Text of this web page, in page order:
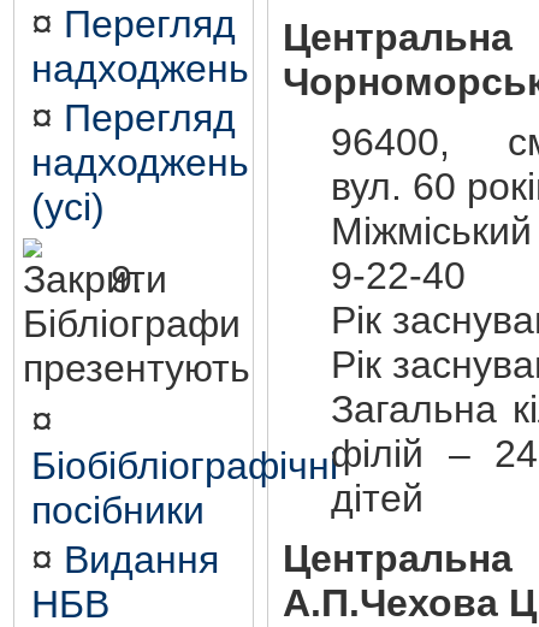
¤ Перегляд
надходжень
¤ Перегляд
надходжень
(усі)
9.
Бібліографи
презентують
¤
Біобібліографічні
посібники
¤ Видання
НБВ
96400,
вул. 60
9-22-40
Рік
Рік
Загальна
філій –
дітей
Центральна
А.П.Чехова